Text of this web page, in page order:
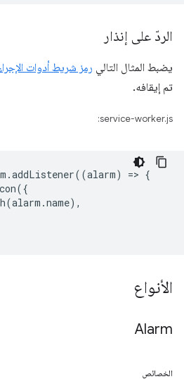
الردّ على إنذار
يضبط المثال التالي رمز شريط أدوات
تم إيقافه.
service-worker.js:
.addListener((alarm) => {
({
(alarm .name),
الأنواع
Alarm
الخصائص